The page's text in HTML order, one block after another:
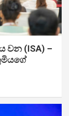
වන (ISA) –